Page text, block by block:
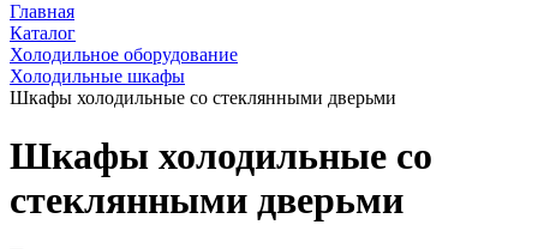
Главная
Каталог
Холодильное оборудование
Холодильные шкафы
Шкафы холодильные со стеклянными дверьми
Шкафы холодильные со
стеклянными дверьми